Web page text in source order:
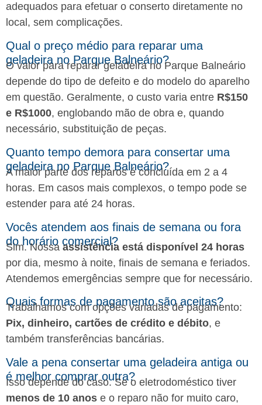
adequados para efetuar o conserto diretamente no
local, sem complicações.
Qual o preço médio para reparar uma
geladeira no Parque Balneário?
O valor para reparar geladeira no Parque Balneário
depende do tipo de defeito e do modelo do aparelho
em questão. Geralmente, o custo varia entre R$150
e R$1000, englobando mão de obra e, quando
necessário, substituição de peças.
Quanto tempo demora para consertar uma
geladeira no Parque Balneário?
A maior parte dos reparos é concluída em 2 a 4
horas. Em casos mais complexos, o tempo pode se
estender para até 24 horas.
Vocês atendem aos finais de semana ou fora
do horário comercial?
Sim. Nossaassistência está disponível 24 horas
por dia, mesmo à noite, finais de semana e feriados.
Atendemos emergências sempre que for necessário.
Quais formas de pagamento são aceitas?
Trabalhamos com opções variadas de pagamento:
Pix, dinheiro, cartões de crédito e débito, e
também transferências bancárias.
Vale a pena consertar uma geladeira antiga ou
é melhor comprar outra?
Isso depende do caso. Se o eletrodoméstico tiver
menos de 10 anos e o reparo não for muito caro,